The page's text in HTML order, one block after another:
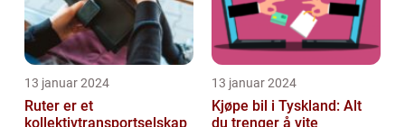
13 januar 2024
Ruter er et
kollektivtransportselskap
13 januar 2024
Kjøpe bil i Tyskland: Alt
du trenger å vite